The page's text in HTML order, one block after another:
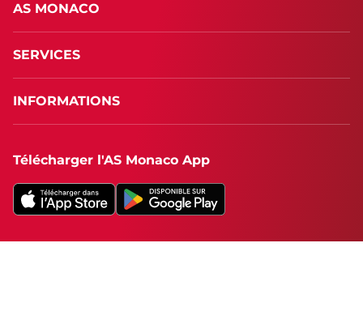
AS MONACO
SERVICES
INFORMATIONS
Télécharger l'AS Monaco App